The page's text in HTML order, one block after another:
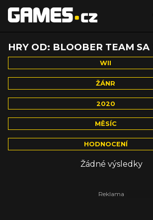
HRY OD: BLOOBER TEAM SA
WII
ŽÁNR
2020
MĚSÍC
HODNOCENÍ
Žádné výsledky